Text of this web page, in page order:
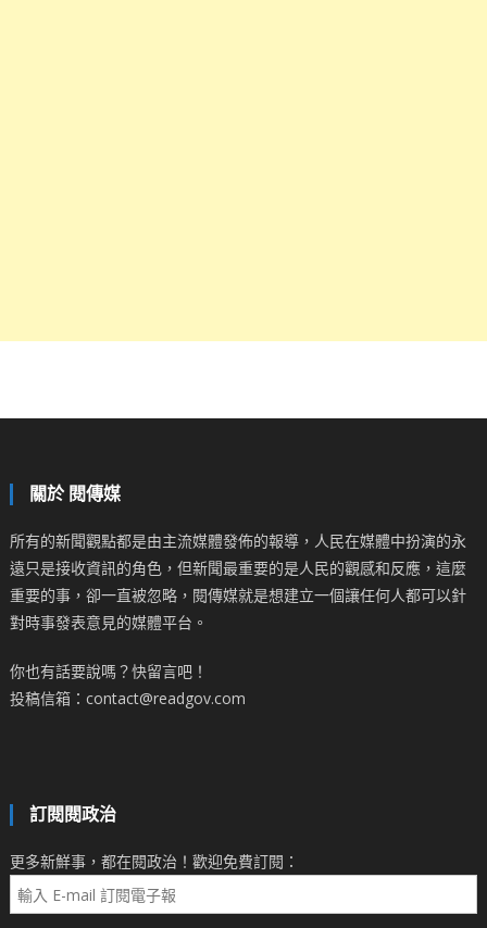
關於 閱傳媒
所有的新聞觀點都是由主流媒體發佈的報導，人民在媒體中扮演的永
遠只是接收資訊的角色，但新聞最重要的是人民的觀感和反應，這麼
重要的事，卻一直被忽略，閱傳媒就是想建立一個讓任何人都可以針
對時事發表意見的媒體平台。
你也有話要說嗎？快留言吧！
投稿信箱：contact@readgov.com
訂閱閱政治
更多新鮮事，都在閱政治！歡迎免費訂閱：